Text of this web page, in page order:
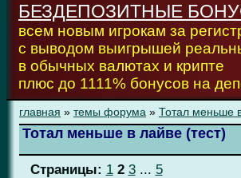
БЕЗДЕПОЗИТНЫЕ
всем новым игрокам за
с выводом выигрышей
в обычных валютах и крипте
плюс до 1111% бонусов на
главная » темы форума » Тотал меньше
Тотал меньше в лайве (тест)
Страницы: 1 2 3... 5